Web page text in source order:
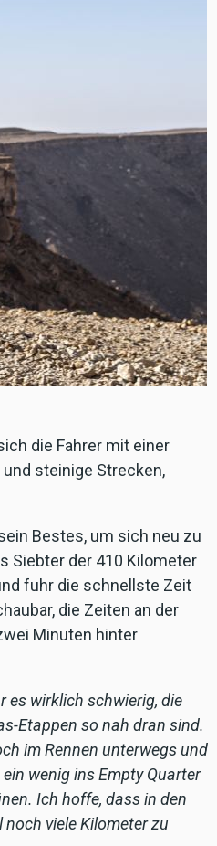
die Fahrer mit einer
steinige Strecken,
Bestes, um sich neu zu
Siebter der 410 Kilometer
fuhr die schnellste Zeit
die Zeiten an der
Minuten hinter
es wirklich schwierig, die
Etappen so nah dran sind.
im Rennen unterwegs und
wenig ins Empty Quarter
Ich hoffe, dass in den
viele Kilometer zu